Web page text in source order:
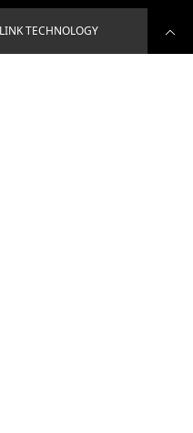
TECHNOLOGY